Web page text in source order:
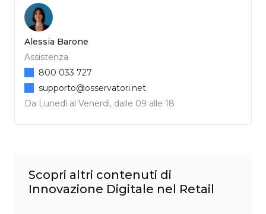
Alessia Barone
Assistenza
Da Lunedì al Venerdì, dalle 09 alle 18
800 033 727
supporto@osservatori.net
Scopri altri contenuti di
Innovazione Digitale nel Retail